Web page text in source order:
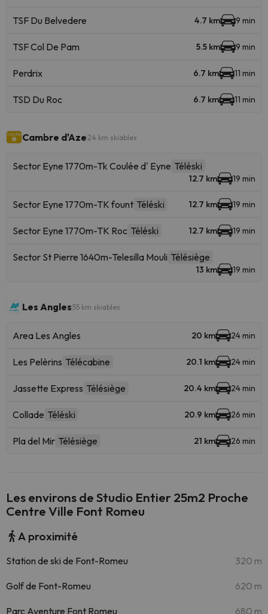
TSF Du Belvedere 4.7 km 9 min
TSF Col De Pam 5.5 km 9 min
Perdrix 6.7 km 11 min
TSD Du Roc 6.7 km 11 min
Cambre d'Aze 24 km skiables
Sector Eyne 1770m-Tk Coulée d' Eyne Téléski
12.7 km 19 min
Sector Eyne 1770m-TK fount Téléski 12.7 km 19 min
Sector Eyne 1770m-TK Roc Téléski 12.7 km 19 min
Sector St Pierre 1640m-Telesilla Mouli Télésiège
13 km 19 min
Les Angles 55 km skiables
Area Les Angles 20 km 24 min
Les Pelèrins Télécabine 20.1 km 24 min
Jassette Express Télésiège 20.4 km 24 min
Collade Téléski 20.9 km 26 min
Pla del Mir Télésiège 21 km 26 min
Les environs de Studio Entier 25m2 Proche
Centre Ville Font Romeu
A proximité
Station de ski de Font-Romeu 320 m
Golf de Font-Romeu 620 m
Parc Aventure Font Romeu 680 m